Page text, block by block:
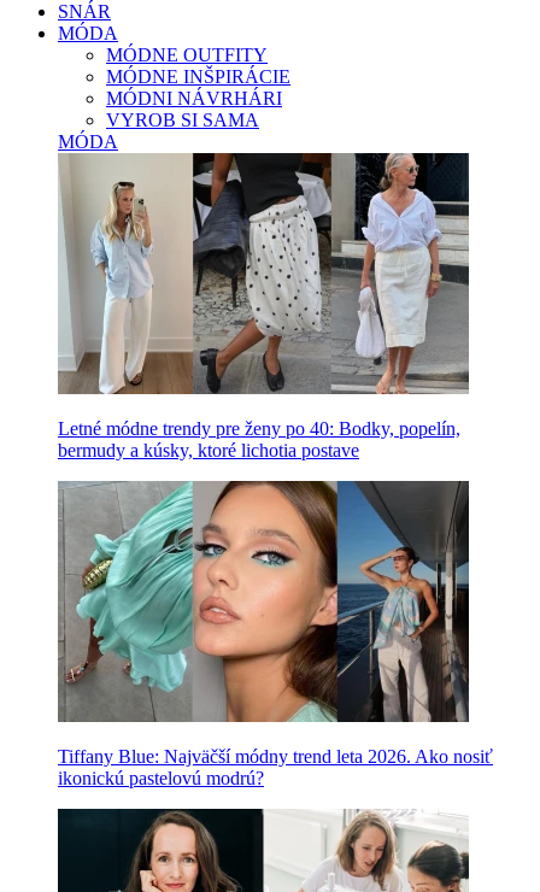
SNÁR
MÓDA
MÓDNE OUTFITY
MÓDNE INŠPIRÁCIE
MÓDNI NÁVRHÁRI
VYROB SI SAMA
MÓDA
Letné módne trendy pre ženy po 40: Bodky, popelín,
bermudy a kúsky, ktoré lichotia postave
Tiffany Blue: Najväčší módny trend leta 2026. Ako nosiť
ikonickú pastelovú modrú?